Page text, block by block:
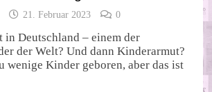
21. Februar 2023 0
in Deutschland – einem der
der Welt? Und dann Kinderarmut?
wenige Kinder geboren, aber das ist